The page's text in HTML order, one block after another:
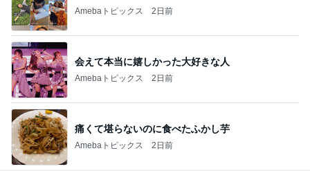
Amebaトピックス 2日前
会えて本当に嬉しかった大好きな人
Amebaトピックス 2日前
痛くて堪らないのに食べたふかし芋
Amebaトピックス 2日前